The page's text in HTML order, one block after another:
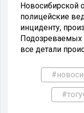
Новосибирской
полицейские
инциденту,
Подозреваемых
все детали